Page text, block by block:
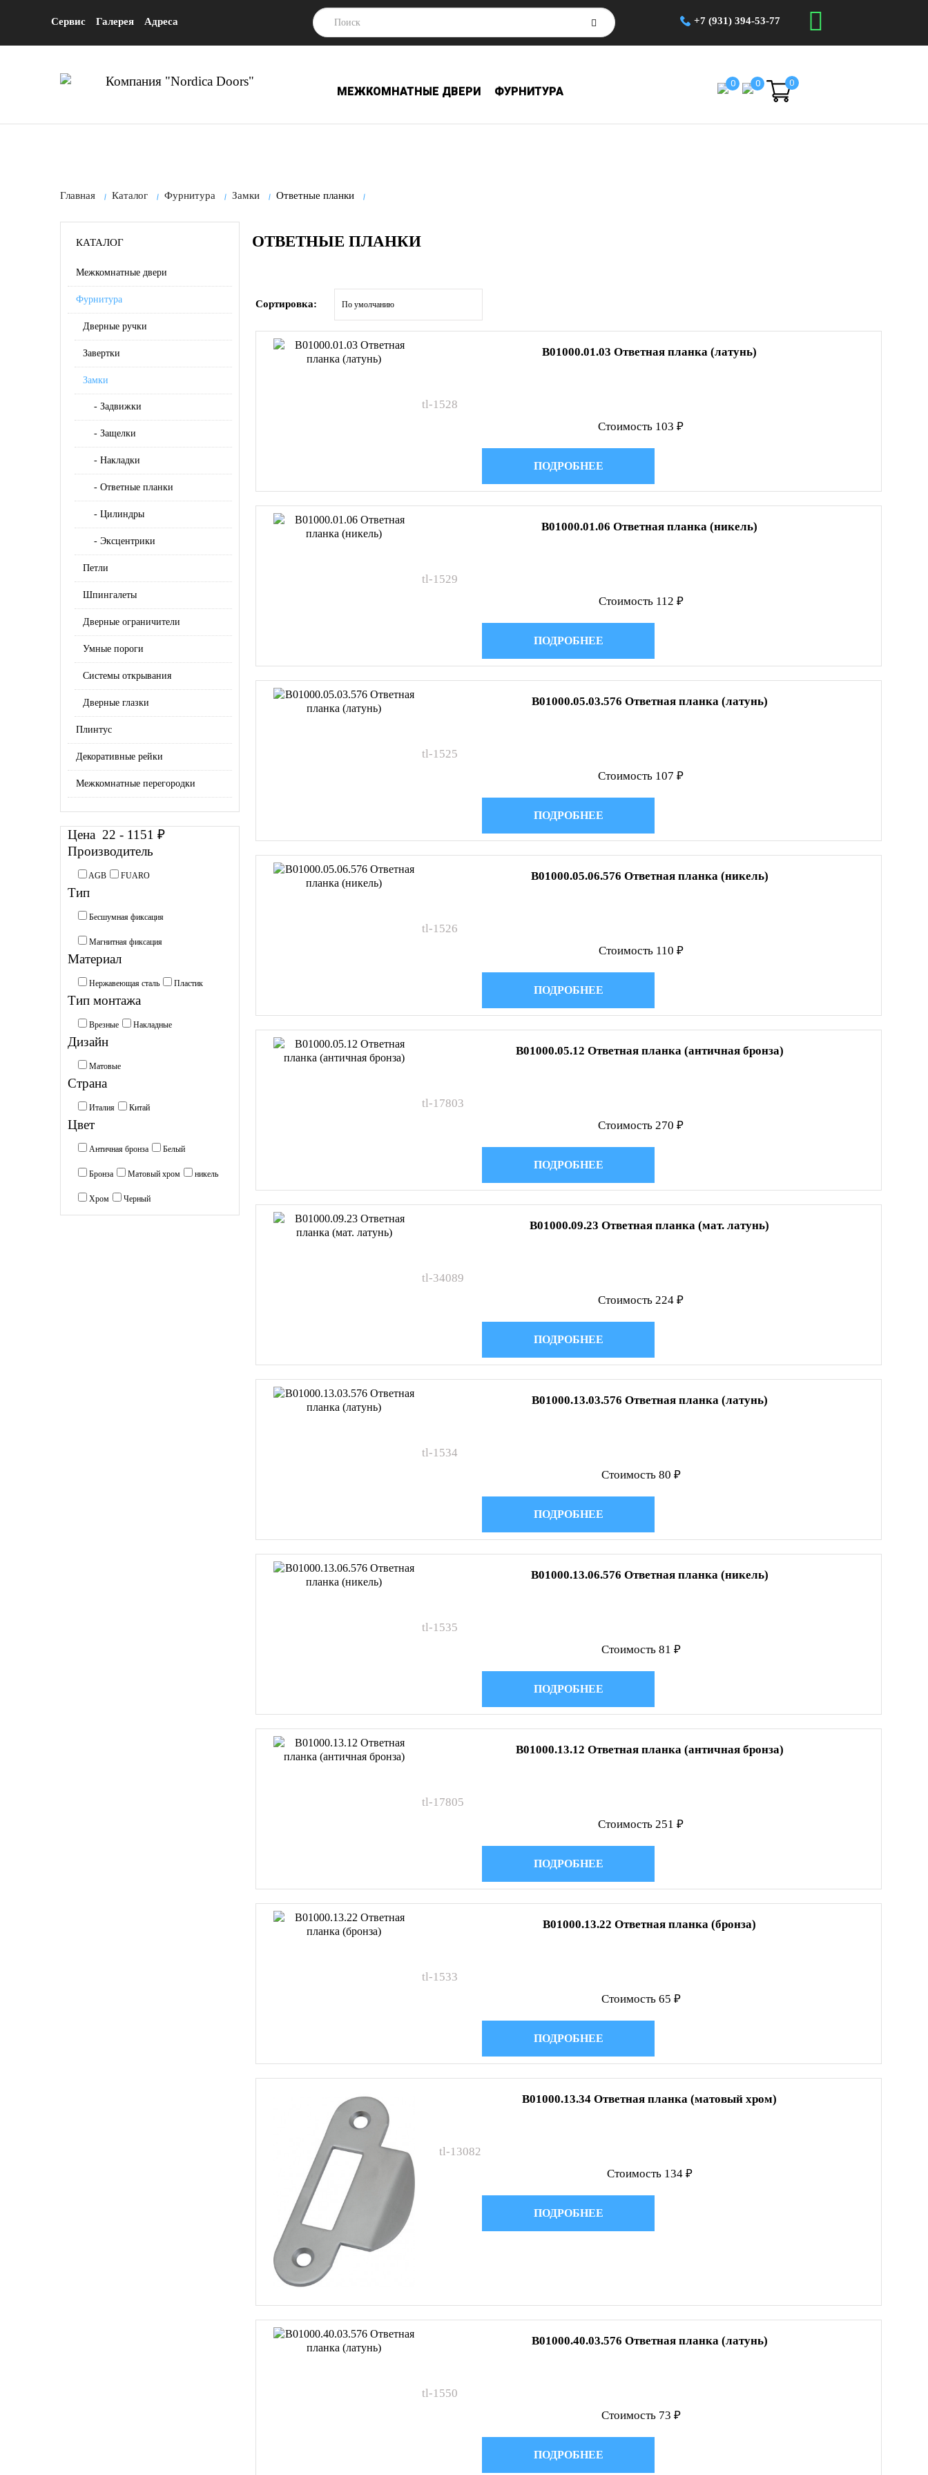
Сервис Галерея Адреса +7 (931) 394-53-77
МЕЖКОМНАТНЫЕ ДВЕРИ ФУРНИТУРА
0 0 0
Главная Каталог Фурнитура Замки Ответные планки
КАТАЛОГ
Межкомнатные двери
Фурнитура
Дверные ручки
Завертки
Замки
- Задвижки
- Защелки
- Накладки
- Ответные планки
- Цилиндры
- Эксцентрики
Петли
Шпингалеты
Дверные ограничители
Умные пороги
Системы открывания
Дверные глазки
Плинтус
Декоративные рейки
Межкомнатные перегородки
Цена 22 - 1151 ₽
Производитель
AGB FUARO
Тип
Бесшумная фиксация
Магнитная фиксация
Материал
Нержавеющая сталь Пластик
Тип монтажа
Врезные Накладные
Дизайн
Матовые
Страна
Италия Китай
Цвет
Античная бронза Белый
Бронза Матовый хром никель
Хром Черный
ОТВЕТНЫЕ ПЛАНКИ
Сортировка:
B01000.01.03 Ответная планка (латунь)
tl-1528
Стоимость 103 ₽
ПОДРОБНЕЕ
B01000.01.06 Ответная планка (никель)
tl-1529
Стоимость 112 ₽
ПОДРОБНЕЕ
B01000.05.03.576 Ответная планка (латунь)
tl-1525
Стоимость 107 ₽
ПОДРОБНЕЕ
B01000.05.06.576 Ответная планка (никель)
tl-1526
Стоимость 110 ₽
ПОДРОБНЕЕ
B01000.05.12 Ответная планка (античная бронза)
tl-17803
Стоимость 270 ₽
ПОДРОБНЕЕ
B01000.09.23 Ответная планка (мат. латунь)
tl-34089
Стоимость 224 ₽
ПОДРОБНЕЕ
B01000.13.03.576 Ответная планка (латунь)
tl-1534
Стоимость 80 ₽
ПОДРОБНЕЕ
B01000.13.06.576 Ответная планка (никель)
tl-1535
Стоимость 81 ₽
ПОДРОБНЕЕ
B01000.13.12 Ответная планка (античная бронза)
tl-17805
Стоимость 251 ₽
ПОДРОБНЕЕ
B01000.13.22 Ответная планка (бронза)
tl-1533
Стоимость 65 ₽
ПОДРОБНЕЕ
B01000.13.34 Ответная планка (матовый хром)
tl-13082
Стоимость 134 ₽
ПОДРОБНЕЕ
B01000.40.03.576 Ответная планка (латунь)
tl-1550
Стоимость 73 ₽
ПОДРОБНЕЕ